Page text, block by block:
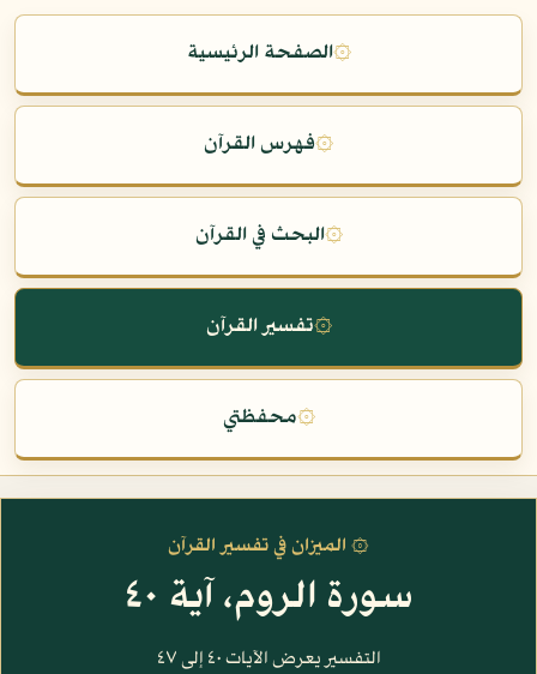
۞الصفحة الرئيسية
۞فهرس القرآن
۞البحث في القرآن
۞تفسير القرآن
۞محفظتي
۞ الميزان في تفسير القرآن
سورة الروم، آية ٤٠
التفسير يعرض الآيات ٤٠ إلى ٤٧